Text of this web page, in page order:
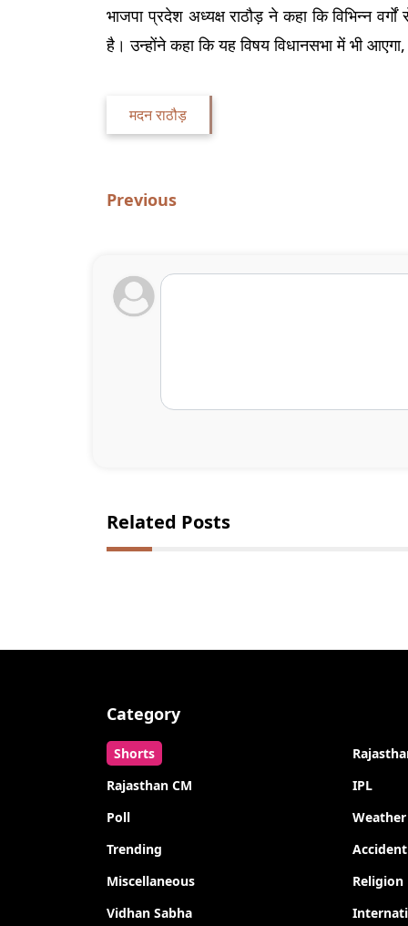
भाजपा प्रदेश अध्यक्ष राठौड़ ने कहा कि विभिन्न
है। उन्होंने कहा कि यह विषय विधानसभा में भी
मदन राठौड़
Previous
Related Posts
Category
Shorts
Rajasthan CM
IPL
Poll
Weather
Trending
Accident
Miscellaneous
Religion
Vidhan Sabha